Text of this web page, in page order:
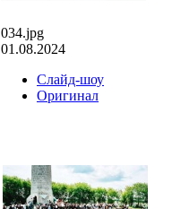
034.jpg
01.08.2024
Слайд-шоу
Оригинал